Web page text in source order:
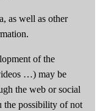
as well as other
of the
…) may be
the web or social
the possibility of not